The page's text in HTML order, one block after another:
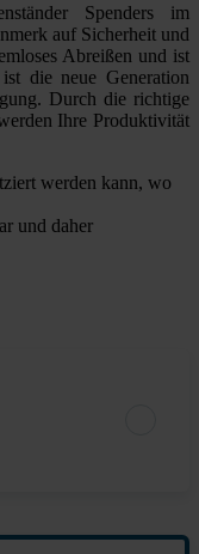
Spenders im
auf Sicherheit und
Abreißen und ist
die neue Generation
Durch die richtige
Ihre Produktivität
werden kann, wo
und daher